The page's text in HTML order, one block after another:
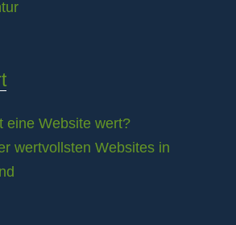
eine Website wert?
wertvollsten Websites in